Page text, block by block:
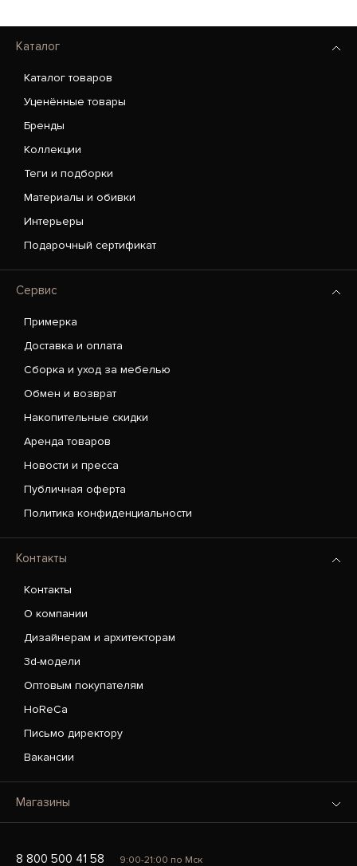
Каталог
Каталог товаров
Уценённые товары
Бренды
Коллекции
Теги и подборки
Материалы и обивки
Интерьеры
Подарочный сертификат
Сервис
Примерка
Доставка и оплата
Сборка и уход за мебелью
Обмен и возврат
Накопительные скидки
Аренда товаров
Новости и пресса
Публичная оферта
Политика конфиденциальности
Контакты
Контакты
О компании
Дизайнерам и архитекторам
3d-модели
Оптовым покупателям
HoReCa
Письмо директору
Вакансии
Магазины
8 800 500 41 58 9:00-21:00 по Мск